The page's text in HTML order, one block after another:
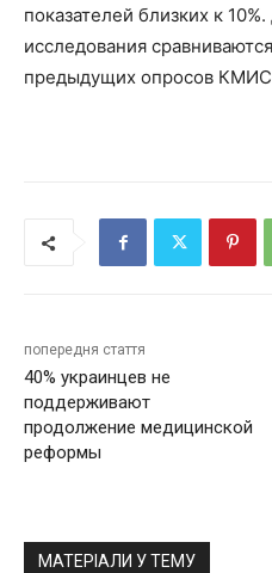
показателей близких к
исследования
предыдущих опросов
попередня стаття
40% украинцев не
поддерживают
продолжение медицинской
реформы
МАТЕРІАЛИ У ТЕМУ